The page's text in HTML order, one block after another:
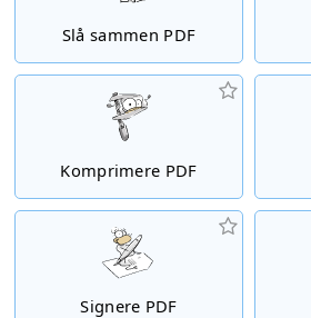
Slå sammen PDF
Komprimere PDF
Signere PDF